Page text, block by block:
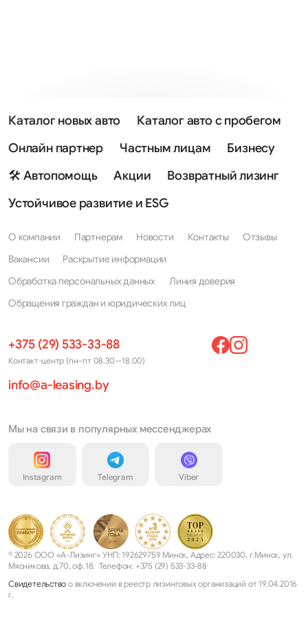
Каталог новых авто
Каталог авто с пробегом
Онлайн партнер
Частным лицам
Бизнесу
🛠 Автопомощь
Акции
Возвратный лизинг
Устойчивое развитие и ESG
О компании Партнерам Новости Контакты
Отзывы
Вакансии
Раскрытие информации
Обработка персональных данных
Линия доверия
Обращения граждан и юридических лиц
+375 (29) 533-33-88
Контакт-центр (пн–пт 08.30—18.00)
info@a-leasing.by
Мы на связи в популярных мессенджерах
Instagram Telegram Viber
© 2026 ООО «А-Лизинг» УНП: 192629759 Минск, Адрес: 220030, г.Минск, ул.
Мясникова, д.70, оф.18. Телефон: +375 (29) 533-33-88
Свидетельство о включении в реестр лизинговых организаций от 19.04.2016
г.